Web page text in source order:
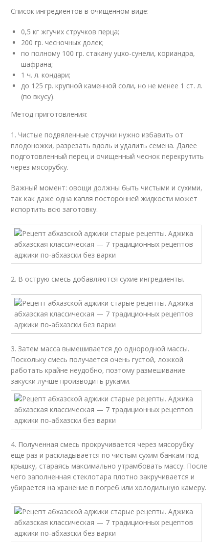
Список ингредиентов в очищенном виде:
0,5 кг жгучих стручков перца;
200 гр. чесночных долек;
по полному 100 гр. стакану уцхо-сунели, кориандра,
шафрана;
1 ч. л. кондари;
до 125 гр. крупной каменной соли, но не менее 1 ст. л.
(по вкусу).
Метод приготовления:
1. Чистые подвяленные стручки нужно избавить от
плодоножки, разрезать вдоль и удалить семена. Далее
подготовленный перец и очищенный чеснок перекрутить
через мясорубку.
Важный момент: овощи должны быть чистыми и сухими,
так как даже одна капля посторонней жидкости может
испортить всю заготовку.
2. В острую смесь добавляются сухие ингредиенты.
3. Затем масса вымешивается до однородной массы.
Поскольку смесь получается очень густой, ложкой
работать крайне неудобно, поэтому размешивание
закуски лучше производить руками.
4. Полученная смесь прокручивается через мясорубку
еще раз и раскладывается по чистым сухим банкам под
крышку, стараясь максимально утрамбовать массу. После
чего заполненная стеклотара плотно закручивается и
убирается на хранение в погреб или холодильную камеру.